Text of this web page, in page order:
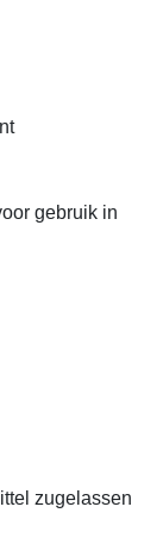
gebruik in
zugelassen